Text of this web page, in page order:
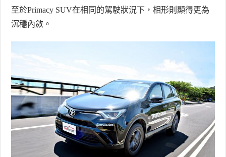
至於Primacy SUV在相同的駕駛狀況下，相形則顯得更為
沉穩內斂。